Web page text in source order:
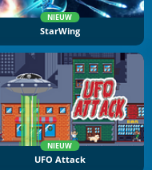
NIEUW
StarWing
NIEUW
UFO Attack